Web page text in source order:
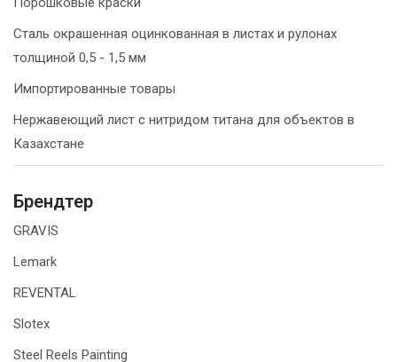
Сталь окрашенная оцинкованная в листах и рулонах
толщиной 0,5 - 1,5 мм
Импортированные товары
Нержавеющий лист с нитридом титана для объектов в
Казахстане
Брендтер
GRAVIS
Lemark
REVENTAL
Slotex
Steel Reels Painting